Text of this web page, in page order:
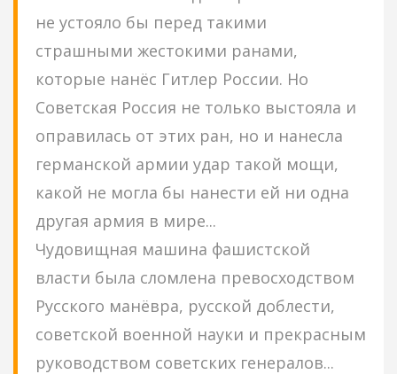
не устояло бы перед такими
страшными жестокими ранами,
которые нанёс Гитлер России. Но
Советская Россия не только выстояла и
оправилась от этих ран, но и нанесла
германской армии удар такой мощи,
какой не могла бы нанести ей ни одна
другая армия в мире...
Чудовищная машина фашистской
власти была сломлена превосходством
Русского манёвра, русской доблести,
советской военной науки и прекрасным
руководством советских генералов...